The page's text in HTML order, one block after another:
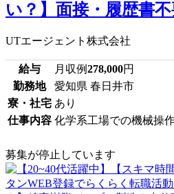
い？】面接・履歴書
UTエージェント株式会社
給与 月収例278,000円
勤務地
愛知県 春日井市
寮・社宅 あり
仕事内容 化学系工場での機械操
募集が停止しています